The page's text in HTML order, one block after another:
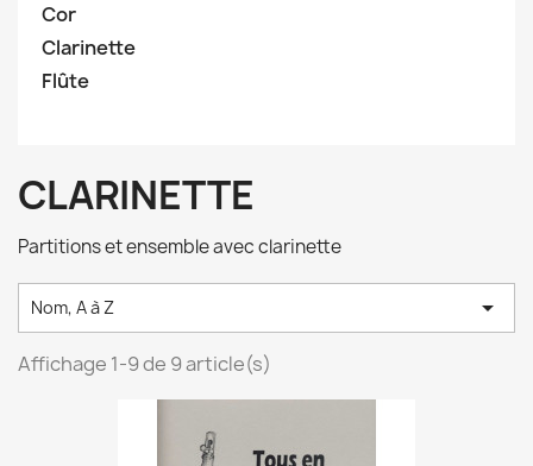
Cor
Clarinette
Flûte
CLARINETTE
Partitions et ensemble avec clarinette
Nom, A à Z 
Affichage 1-9 de 9 article(s)